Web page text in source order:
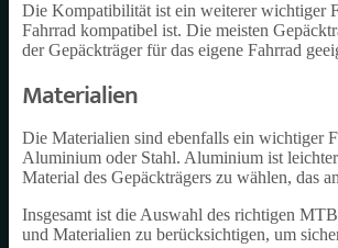
Die Kompatibilität ist ein weiterer wichtiger
Fahrrad kompatibel ist. Die meisten
der Gepäckträger für das eigene Fahrrad
Materialien
Die Materialien sind ebenfalls ein wichtiger
Aluminium oder Stahl. Aluminium ist
Material des Gepäckträgers zu wählen, das
Insgesamt ist die Auswahl des richtigen
und Materialien zu berücksichtigen, um